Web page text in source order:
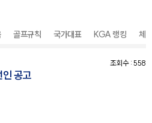
골프규칙 국가대표 KGA 랭킹 체
조회수 : 558
공고